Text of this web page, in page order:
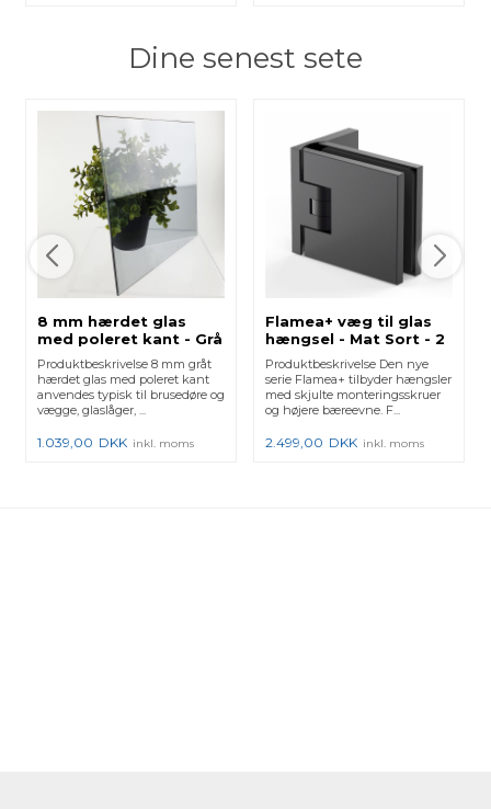
Dine senest sete
8 mm hærdet glas
med poleret kant - Grå
Produktbeskrivelse 8 mm gråt
hærdet glas med poleret kant
anvendes typisk til brusedøre og
vægge, glaslåger, ...
1.039,00 DKK inkl. moms
Flamea+ væg til glas
hængsel - Mat Sort - 2
stk.
Produktbeskrivelse Den nye
serie Flamea+ tilbyder hængsler
med skjulte monteringsskruer
og højere bæreevne. F...
2.499,00 DKK inkl. moms